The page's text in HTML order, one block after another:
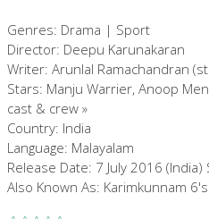
Genres: Drama | Sport
Director: Deepu Karunakaran
Writer: Arunlal Ramachandran
Stars: Manju Warrier, Anoop
cast & crew »
Country: India
Language: Malayalam
Release Date: 7 July 2016 (India)
Also Known As: Karimkunnam